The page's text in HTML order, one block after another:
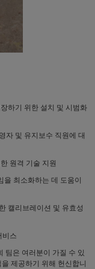
하기 위한 설치 및 시범화
자 및 유지보수 직원에 대
원격 기술 지원
최소화하는 데 도움이
캘리브레이션 및 유효성
비스
팀은 여러분이 가질 수 있
제공하기 위해 헌신합니